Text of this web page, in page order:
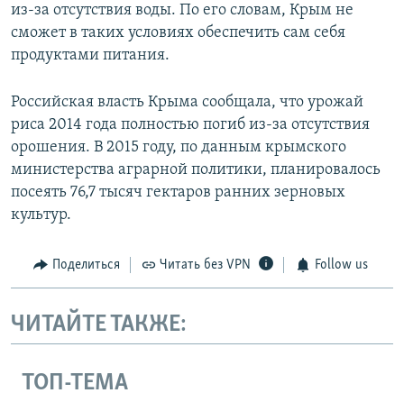
из-за отсутствия воды. По его словам, Крым не
сможет в таких условиях обеспечить сам себя
продуктами питания.
Российская власть Крыма сообщала, что урожай
риса 2014 года полностью погиб из-за отсутствия
орошения. В 2015 году, по данным крымского
министерства аграрной политики, планировалось
посеять 76,7 тысяч гектаров ранних зерновых
культур.
Поделиться Читать без VPN Follow us
ЧИТАЙТЕ ТАКЖЕ:
ТОП-ТЕМА